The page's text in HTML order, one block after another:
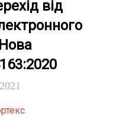
від